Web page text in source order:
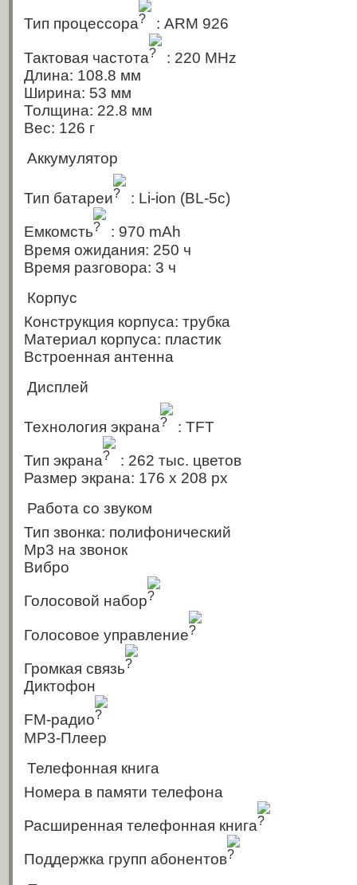
Тип процессора : ARM 926
Тактовая частота
: 220 MHz
Длина: 108.8 мм
Ширина: 53 мм
Толщина: 22.8 мм
Вес: 126 г
Аккумулятор
Тип батареи : Li-ion (BL-5c)
Емкомсть
: 970 mAh
Время ожидания: 250 ч
Время разговора: 3 ч
Корпус
Конструкция корпуса: трубка
Материал корпуса: пластик
Встроенная антенна
Дисплей
Технология экрана : TFT
Тип экрана
: 262 тыс. цветов
Размер экрана: 176 x 208 px
Работа со звуком
Тип звонка: полифонический
Mp3 на звонок
Вибро
Голосовой набор
Голосовое управление
Громкая связь
Диктофон
FM-радио
MP3-Плеер
Телефонная книга
Номера в памяти телефона
Расширенная телефонная книга
Поддержка групп абонентов